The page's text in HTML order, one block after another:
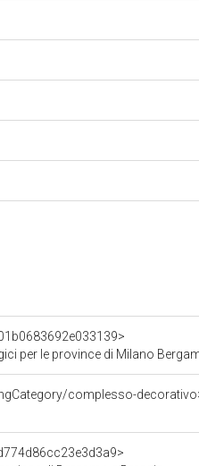
per le province di Milano
complesso-